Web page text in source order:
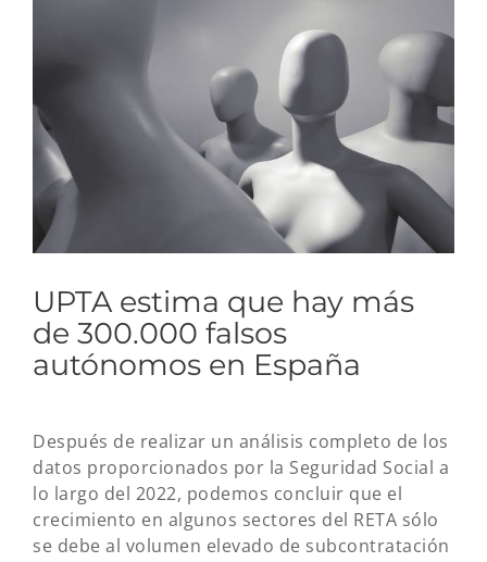
UPTA estima que hay más
de 300.000 falsos
autónomos en España
Después de realizar un análisis completo de los
datos proporcionados por la Seguridad Social a
lo largo del 2022, podemos concluir que el
crecimiento en algunos sectores del RETA sólo
se debe al volumen elevado de subcontratación